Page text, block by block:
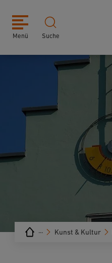
Menü Suche
Kunst & Kultur
···